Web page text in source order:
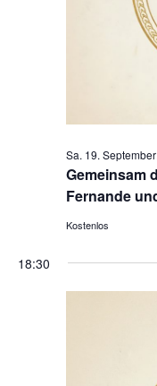
Gemeinsam
Fernande
Sa. 19.
Kostenlos
18:30